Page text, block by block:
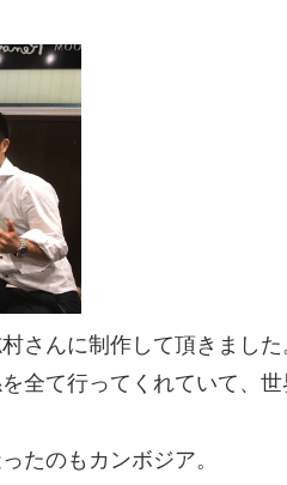
さんに制作して頂きました
全て行ってくれていて、
たのもカンボジア。